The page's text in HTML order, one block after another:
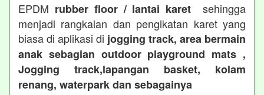
EPDM rubber floor / lantai karet sehingga
menjadi rangkaian dan pengikatan karet yang
biasa di aplikasi di jogging track, area bermain
anak sebagian outdoor playground mats ,
Jogging track,lapangan basket, kolam
renang, waterpark dan sebagainya